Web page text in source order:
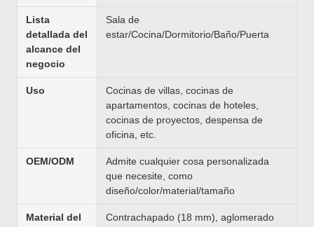
Lista
detallada del
alcance del
negocio
Sala de
estar/Cocina/Dormitorio/Baño/Puerta
Uso
Cocinas de villas, cocinas de
apartamentos, cocinas de hoteles,
cocinas de proyectos, despensa de
oficina, etc.
OEM/ODM
Admite cualquier cosa personalizada
que necesite, como
diseño/color/material/tamaño
Material del
Contrachapado (18 mm), aglomerado